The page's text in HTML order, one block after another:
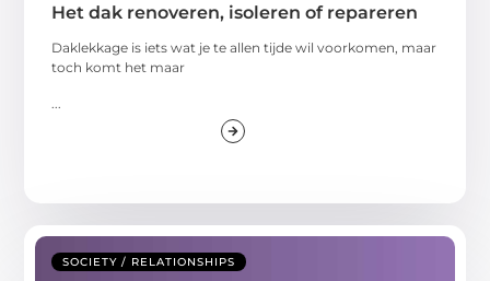
Het dak renoveren, isoleren of repareren
Daklekkage is iets wat je te allen tijde wil voorkomen, maar
toch komt het maar
SOCIETY / RELATIONSHIPS